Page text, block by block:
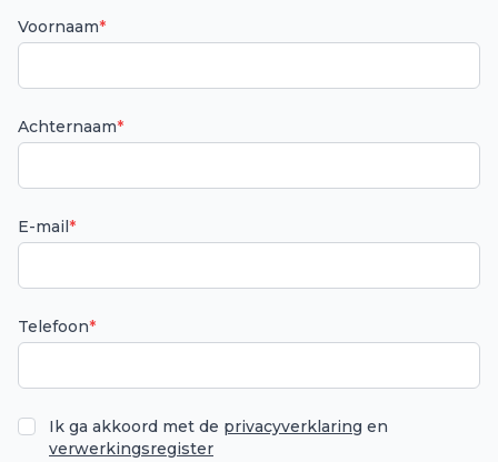
Voornaam*
Achternaam*
E-mail*
Telefoon*
Ik ga akkoord met de privacyverklaring en
verwerkingsregister